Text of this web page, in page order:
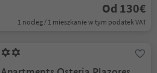
Od 130€
1 nocleg / 1 mieszkanie w tym podatek VAT